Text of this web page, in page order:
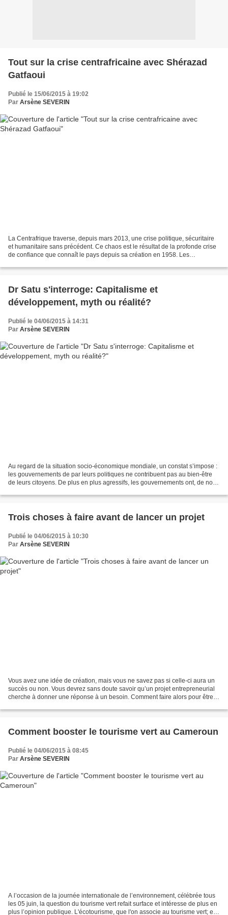
Tout sur la crise centrafricaine avec Shérazad
Gatfaoui
Publié le 15/06/2015 à 19:02
Par Arsène SEVERIN
La Centrafrique traverse, depuis mars 2013, une crise politique, sécuritaire
et humanitaire sans précédent. Ce chaos est le résultat de la profonde crise
de confiance que connaît le pays depuis sa création en 1958. Les
Dr Satu s'interroge: Capitalisme et
développement, myth ou réalité?
Publié le 04/06/2015 à 14:31
Par Arsène SEVERIN
Au regard de la situation socio-économique mondiale, un constat s’impose :
les gouvernements de par leurs politiques ne contribuent pas au bien-être
de leurs citoyens. De plus en plus agressifs, les gouvernements ont, de nos
Trois choses à faire avant de lancer un projet
Publié le 04/06/2015 à 10:30
Par Arsène SEVERIN
Vous avez une idée de création, mais vous ne savez pas si celle-ci aura un
succès ou non. Vous devrez sans doute savoir qu’un projet entrepreneurial
cherche à donner une réponse à un besoin. Comment faire alors pour être
Comment booster le tourisme vert au Cameroun
Publié le 04/06/2015 à 08:45
Par Arsène SEVERIN
A l’occasion de la journée internationale de l’environnement, célébrée tous
les 05 juin, la question du tourisme vert refait surface et intéresse de plus en
plus l’opinion publique. L'écotourisme, que l'on associe au tourisme vert; est